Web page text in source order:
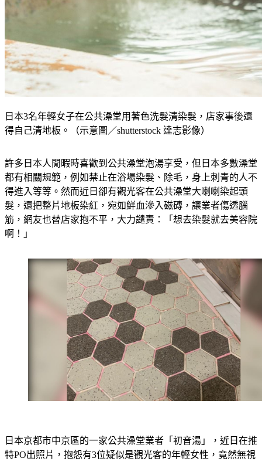
日本3名年輕女子在公共澡堂用著色洗髮清染髮，店家事後還
得自己清地板。（示意圖／shutterstock 達志影像）
許多日本人閒暇時喜歡到公共澡堂泡湯享受，但日本多數澡堂
都有相關規範，例如禁止在浴場染髮、除毛，身上刺青的人不
得進入等等。然而近日卻有觀光客在公共澡堂大喇喇染起頭
髮，還把整片地板染紅，宛如鮮血滲入磁磚，讓業者傷透腦
筋，網友也替店家抱不平，大力譴責：「想去染髮就去美容院
啊！」
日本京都市中京區的一家公共澡堂業者「初音湯」，近日在推
特PO出照片，抱怨有3位疑似是觀光客的年輕女性，竟然無視